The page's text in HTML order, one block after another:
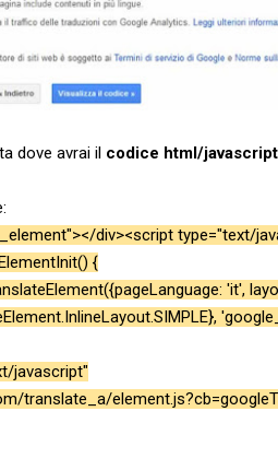
dove avrai il codice html/
div><script type="text/
{
'it',
javascript"
translate_a/